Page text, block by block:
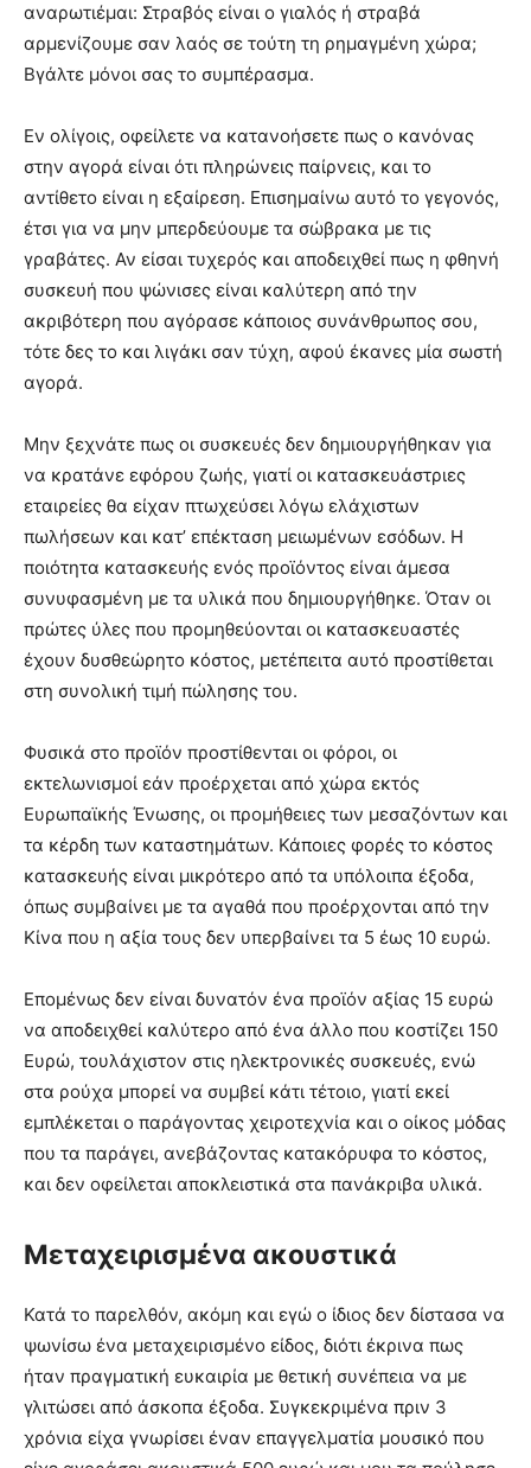
αναρωτιέμαι: Στραβός είναι ο γιαλός ή στραβά
αρμενίζουμε σαν λαός σε τούτη τη ρημαγμένη χώρα;
Βγάλτε μόνοι σας το συμπέρασμα.
Εν ολίγοις, οφείλετε να κατανοήσετε πως ο κανόνας
στην αγορά είναι ότι πληρώνεις παίρνεις, και το
αντίθετο είναι η εξαίρεση. Επισημαίνω αυτό το γεγονός,
έτσι για να μην μπερδεύουμε τα σώβρακα με τις
γραβάτες. Αν είσαι τυχερός και αποδειχθεί πως η φθηνή
συσκευή που ψώνισες είναι καλύτερη από την
ακριβότερη που αγόρασε κάποιος συνάνθρωπος σου,
τότε δες το και λιγάκι σαν τύχη, αφού έκανες μία σωστή
αγορά.
Μην ξεχνάτε πως οι συσκευές δεν δημιουργήθηκαν για
να κρατάνε εφόρου ζωής, γιατί οι κατασκευάστριες
εταιρείες θα είχαν πτωχεύσει λόγω ελάχιστων
πωλήσεων και κατ’ επέκταση μειωμένων εσόδων. Η
ποιότητα κατασκευής ενός προϊόντος είναι άμεσα
συνυφασμένη με τα υλικά που δημιουργήθηκε. Όταν οι
πρώτες ύλες που προμηθεύονται οι κατασκευαστές
έχουν δυσθεώρητο κόστος, μετέπειτα αυτό προστίθεται
στη συνολική τιμή πώλησης του.
Φυσικά στο προϊόν προστίθενται οι φόροι, οι
εκτελωνισμοί εάν προέρχεται από χώρα εκτός
Ευρωπαϊκής Ένωσης, οι προμήθειες των μεσαζόντων και
τα κέρδη των καταστημάτων. Κάποιες φορές το κόστος
κατασκευής είναι μικρότερο από τα υπόλοιπα έξοδα,
όπως συμβαίνει με τα αγαθά που προέρχονται από την
Κίνα που η αξία τους δεν υπερβαίνει τα 5 έως 10 ευρώ.
Επομένως δεν είναι δυνατόν ένα προϊόν αξίας 15 ευρώ
να αποδειχθεί καλύτερο από ένα άλλο που κοστίζει 150
Ευρώ, τουλάχιστον στις ηλεκτρονικές συσκευές, ενώ
στα ρούχα μπορεί να συμβεί κάτι τέτοιο, γιατί εκεί
εμπλέκεται ο παράγοντας χειροτεχνία και ο οίκος μόδας
που τα παράγει, ανεβάζοντας κατακόρυφα το κόστος,
και δεν οφείλεται αποκλειστικά στα πανάκριβα υλικά.
Μεταχειρισμένα ακουστικά
Κατά το παρελθόν, ακόμη και εγώ ο ίδιος δεν δίστασα να
ψωνίσω ένα μεταχειρισμένο είδος, διότι έκρινα πως
ήταν πραγματική ευκαιρία με θετική συνέπεια να με
γλιτώσει από άσκοπα έξοδα. Συγκεκριμένα πριν 3
χρόνια είχα γνωρίσει έναν επαγγελματία μουσικό που